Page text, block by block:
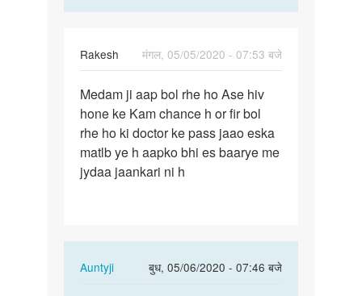
Rakesh
मंगल, 05/05/2020 - 07:53 बजे
Medam
ji
aap
bol
rhe
Medam ji aap bol rhe ho Ase hiv
hone ke Kam chance h or fir bol
rhe ho ki doctor ke pass jaao eska
matlb ye h aapko bhi es baarye me
jydaa jaankari ni h
Auntyji
बुध, 05/06/2020 - 07:46 बजे
In